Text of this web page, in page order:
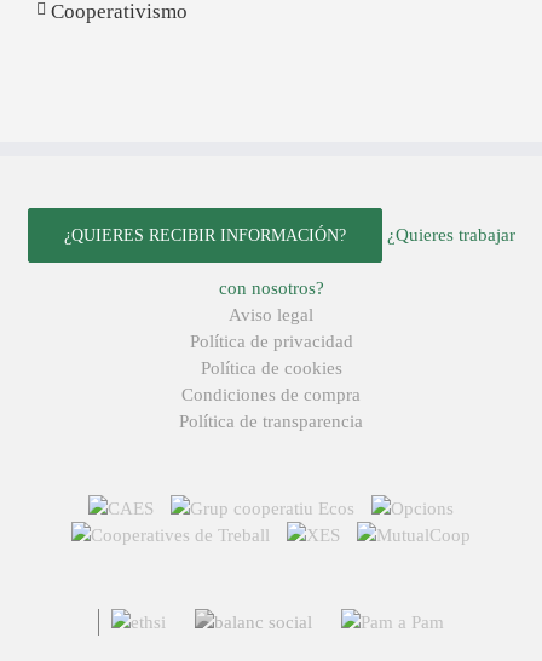
Cooperativismo
¿QUIERES RECIBIR INFORMACIÓN? ¿Quieres trabajar
con nosotros?
Aviso legal
Política de privacidad
Política de cookies
Condiciones de compra
Política de transparencia